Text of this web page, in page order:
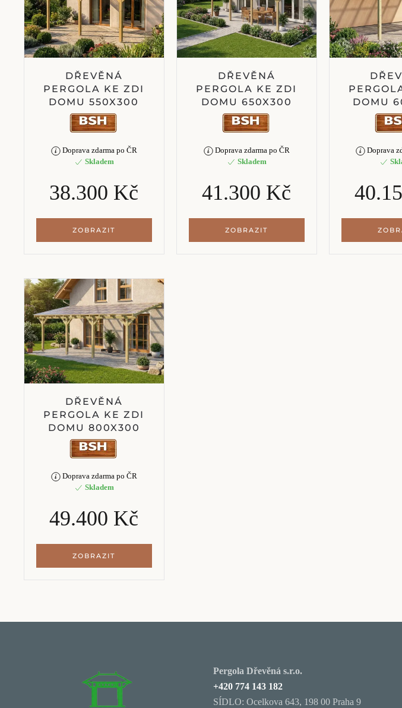
DŘEVĚNÁ
PERGOLA KE ZDI
DOMU 550X300
Doprava zdarma po ČR
Skladem
38.300 Kč
ZOBRAZIT
DŘEVĚNÁ
PERGOLA KE ZDI
DOMU 650X300
Doprava zdarma po ČR
Skladem
41.300 Kč
ZOBRAZIT
DOMU
Doprava
DŘEVĚNÁ
PERGOLA KE ZDI
DOMU 800X300
Doprava zdarma po ČR
Skladem
49.400 Kč
ZOBRAZIT
Pergola Dřevěná s.r.o.
+420 774 143 182
SÍDLO: Ocelkova 643, 198 00 Praha 9